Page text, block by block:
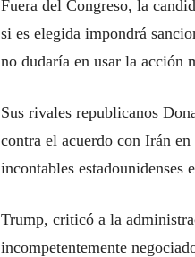
Fuera del Congreso, la
si es elegida impondrá
no dudaría en usar la acción
Sus rivales republicanos
contra el acuerdo con Irán
incontables estadounidenses
Trump, criticó a la
incompetentemente